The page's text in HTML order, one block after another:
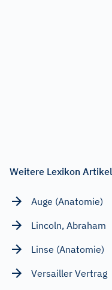
Weitere Lexikon Artikel
Auge (Anatomie)
Lincoln, Abraham
Linse (Anatomie)
Versailler Vertrag